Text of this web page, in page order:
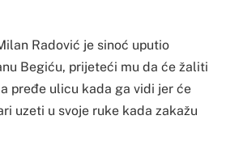
Radović je sinoć uputio
Begiću, prijeteći mu da će žaliti
pređe ulicu kada ga vidi jer će
uzeti u svoje ruke kada zakažu